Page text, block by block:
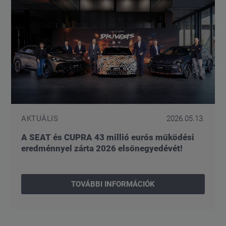
AKTUÁLIS 2026.05.13.
A SEAT és CUPRA 43 millió eurós működési
eredménnyel zárta 2026 elsőnegyedévét!
TOVÁBBI INFORMÁCIÓK